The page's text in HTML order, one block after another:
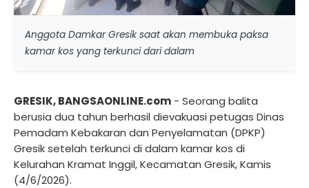
Anggota Damkar Gresik saat akan membuka paksa
kamar kos yang terkunci dari dalam
GRESIK, BANGSAONLINE.com - Seorang balita
berusia dua tahun berhasil dievakuasi petugas Dinas
Pemadam Kebakaran dan Penyelamatan (DPKP)
Gresik setelah terkunci di dalam kamar kos di
Kelurahan Kramat Inggil, Kecamatan Gresik, Kamis
(4/6/2026).